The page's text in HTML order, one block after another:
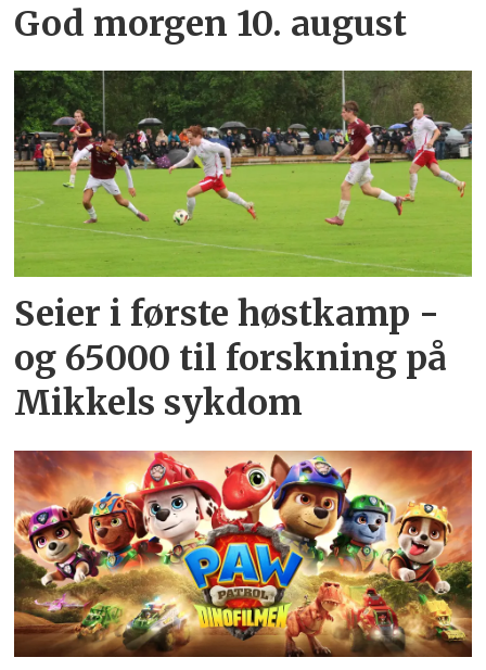
God morgen 10. august
Seier i første høstkamp -
og 65000 til forskning på
Mikkels sykdom